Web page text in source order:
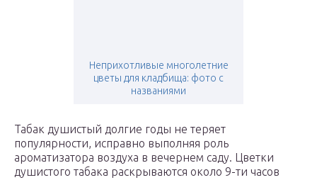
Неприхотливые многолетние
цветы для кладбища: фото с
названиями
Табак душистый долгие годы не теряет
популярности, исправно выполняя роль
ароматизатора воздуха в вечернем саду. Цветки
душистого табака раскрываются около 9-ти часов